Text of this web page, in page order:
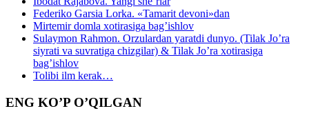
Federiko Garsia Lorka. «Tamarit devoni»dan
Mirtemir domla xotirasiga bag’ishlov
Sulaymon Rahmon. Orzulardan yaratdi dunyo. (Tilak Jo’ra
siyrati va suvratiga chizgilar) & Tilak Jo’ra xotirasiga
bag’ishlov
Tolibi ilm kerak…
ENG KO’P O’QILGAN